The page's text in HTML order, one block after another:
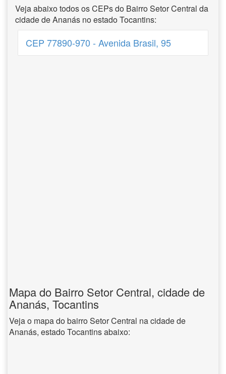
Veja abaixo todos os CEPs do Bairro Setor Central da
cidade de Ananás no estado Tocantins:
CEP 77890-970 - Avenida Brasil, 95
Mapa do Bairro Setor Central, cidade de
Ananás, Tocantins
Veja o mapa do bairro Setor Central na cidade de
Ananás, estado Tocantins abaixo: